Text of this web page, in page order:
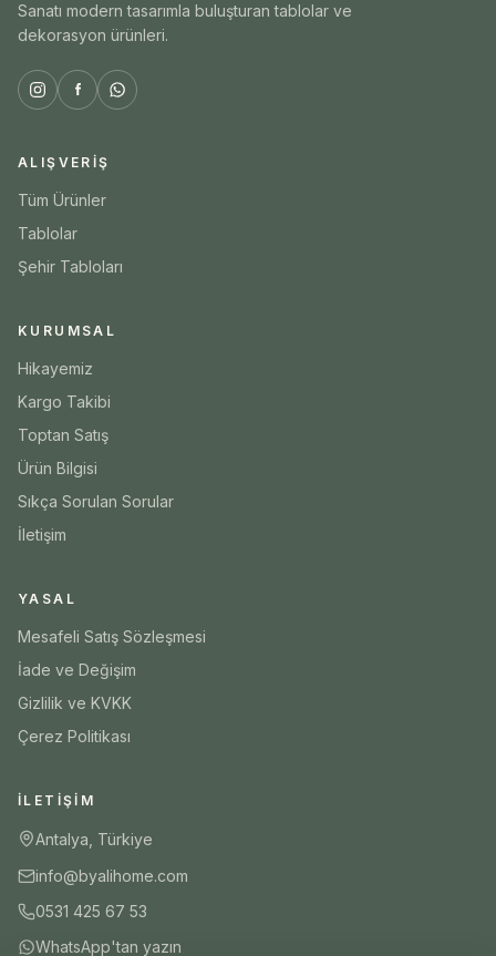
Sanatı modern tasarımla buluşturan tablolar ve
dekorasyon ürünleri.
ALIŞVERIŞ
Tüm Ürünler
Tablolar
Şehir Tabloları
KURUMSAL
Hikayemiz
Kargo Takibi
Toptan Satış
Ürün Bilgisi
Sıkça Sorulan Sorular
İletişim
YASAL
Mesafeli Satış Sözleşmesi
İade ve Değişim
Gizlilik ve KVKK
Çerez Politikası
İLETIŞIM
Antalya, Türkiye
info@byalihome.com
0531 425 67 53
WhatsApp'tan yazın